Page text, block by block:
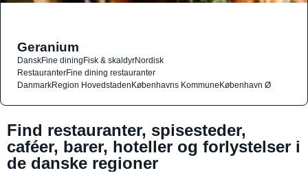
Geranium
DanskFine diningFisk & skaldyrNordisk
RestauranterFine dining restauranter
DanmarkRegion HovedstadenKøbenhavns KommuneKøbenhavn Ø
Find restauranter, spisesteder,
caféer, barer, hoteller og forlystelser i
de danske regioner